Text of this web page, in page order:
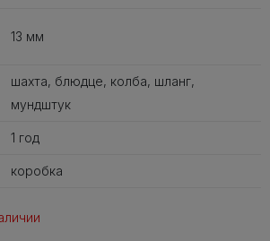
13 мм
шахта, блюдце, колба, шланг,
мундштук
1 год
коробка